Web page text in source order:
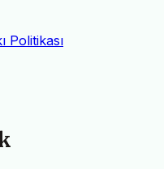
Politikası